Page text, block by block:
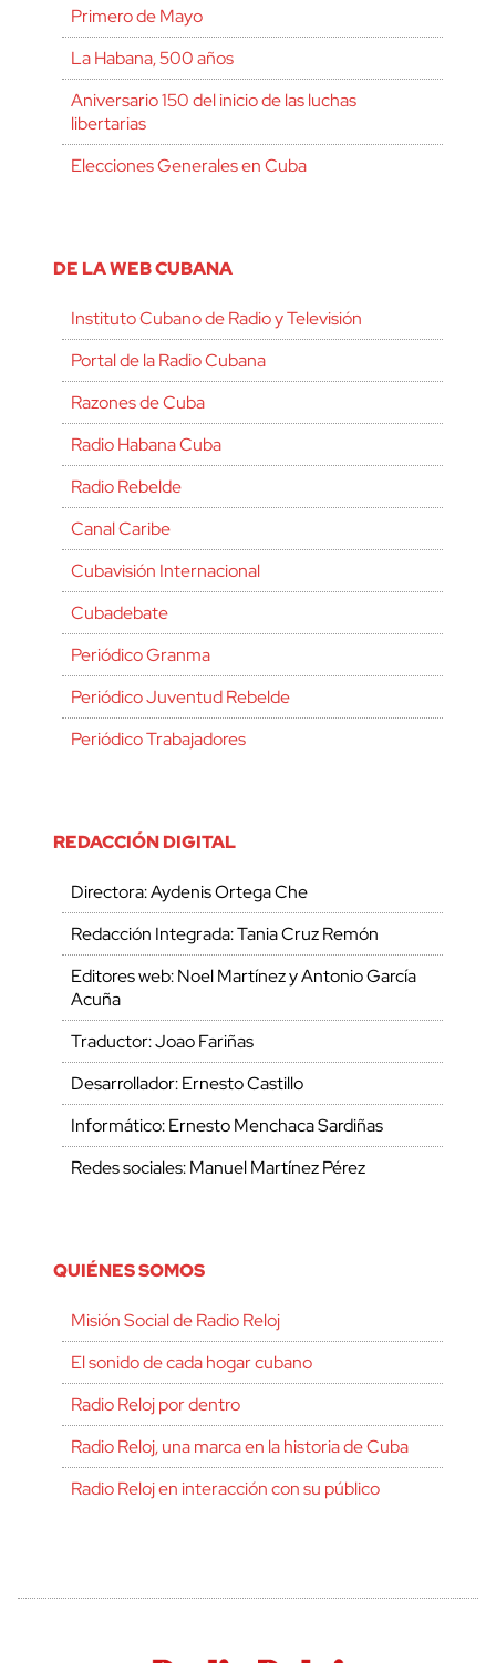
Primero de Mayo
La Habana, 500 años
Aniversario 150 del inicio de las luchas
libertarias
Elecciones Generales en Cuba
DE LA WEB CUBANA
Instituto Cubano de Radio y Televisión
Portal de la Radio Cubana
Razones de Cuba
Radio Habana Cuba
Radio Rebelde
Canal Caribe
Cubavisión Internacional
Cubadebate
Periódico Granma
Periódico Juventud Rebelde
Periódico Trabajadores
REDACCIÓN DIGITAL
Directora: Aydenis Ortega Che
Redacción Integrada: Tania Cruz Remón
Editores web: Noel Martínez y Antonio García
Acuña
Traductor: Joao Fariñas
Desarrollador: Ernesto Castillo
Informático: Ernesto Menchaca Sardiñas
Redes sociales: Manuel Martínez Pérez
QUIÉNES SOMOS
Misión Social de Radio Reloj
El sonido de cada hogar cubano
Radio Reloj por dentro
Radio Reloj, una marca en la historia de Cuba
Radio Reloj en interacción con su público